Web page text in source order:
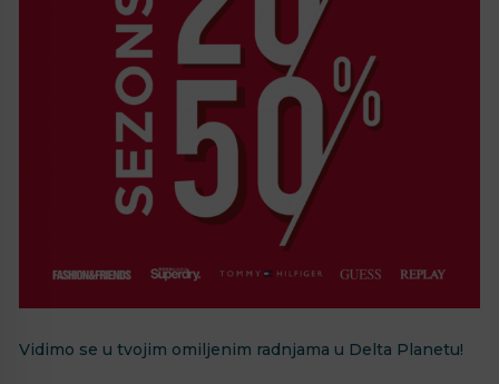
Vidimo se u tvojim omiljenim radnjama u Delta Planetu!